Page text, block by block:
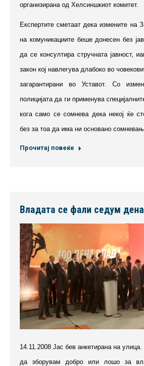
организирана од Хелсиншкиот комитет.
Експертите сметаат дека измените на
на комуникациите беше донесен без
да се консултира стручната јавност,
закон кој навлегува длабоко во
загарантирани во Уставот. Со
полицијата да ги применува
кога само се сомнева дека некој ќе
без за тоа да има ни основано
Прочитај повеќе
Владата се фали седум
14.11.2008 Јас бев анкетирана на
да зборувам добро или лошо за